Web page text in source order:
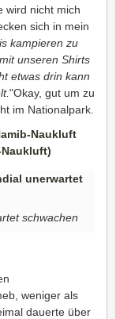
wird nicht mich
sich in mein
kampieren zu
unseren Shirts
etwas drin kann
"Okay, gut um zu
im Nationalpark.
schwachen
weniger als
dauerte über